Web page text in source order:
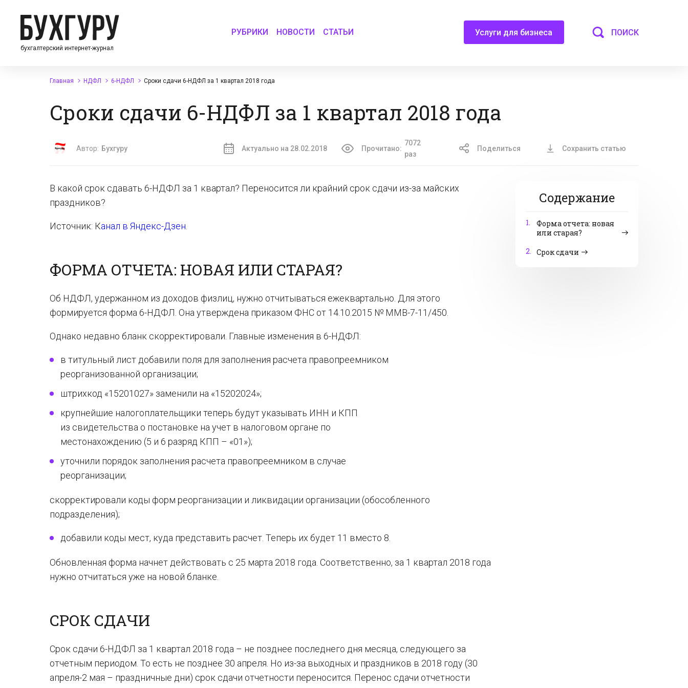
бухгалтерский интернет-журнал
РУБРИКИ НОВОСТИ СТАТЬИ Услуги для бизнеса ПОИСК
Главная НДФЛ 6-НДФЛ Сроки сдачи 6-НДФЛ за 1 квартал 2018 года
Сроки сдачи 6-НДФЛ за 1 квартал 2018 года
Автор: Бухгуру Актуально на 28.02.2018 Прочитано:
7072
раз
Поделиться Сохранить статью
Содержание
1.
Форма отчета: новая
или старая?
2. Срок сдачи
В какой срок сдавать 6-НДФЛ за 1 квартал? Переносится ли крайний срок сдачи из-за майских
праздников?
Источник: Канал в Яндекс-Дзен
ФОРМА ОТЧЕТА: НОВАЯ ИЛИ СТАРАЯ?
Об НДФЛ, удержанном из доходов физлиц, нужно отчитываться ежеквартально. Для этого
формируется форма 6-НДФЛ. Она утверждена приказом ФНС от 14.10.2015 № ММВ-7-11/450.
Однако недавно бланк скорректировали. Главные изменения в 6-НДФЛ:
в титульный лист добавили поля для заполнения расчета правопреемником
реорганизованной организации;
штрихкод «15201027» заменили на «15202024»;
крупнейшие налогоплательщики теперь будут указывать ИНН и КПП
из свидетельства о постановке на учет в налоговом органе по
местонахождению (5 и 6 разряд КПП – «01»);
уточнили порядок заполнения расчета правопреемником в случае
реорганизации;
скорректировали коды форм реорганизации и ликвидации организации (обособленного
подразделения);
добавили коды мест, куда представить расчет. Теперь их будет 11 вместо 8.
Обновленная форма начнет действовать с 25 марта 2018 года. Соответственно, за 1 квартал 2018 года
нужно отчитаться уже на новой бланке.
СРОК СДАЧИ
Срок сдачи 6-НДФЛ за 1 квартал 2018 года – не позднее последнего дня месяца, следующего за
отчетным периодом. То есть не позднее 30 апреля. Но из-за выходных и праздников в 2018 году (30
апреля-2 мая – праздничные дни) срок сдачи отчетности переносится. Перенос сдачи отчетности